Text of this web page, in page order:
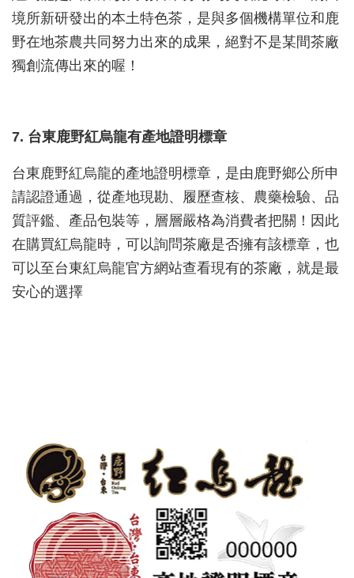
境所新研發出的本土特色茶，是與多個機構單位和鹿
野在地茶農共同努力出來的成果，絕對不是某間茶廠
獨創流傳出來的喔！
7. 台東鹿野紅烏龍有產地證明標章
台東鹿野紅烏龍的產地證明標章，是由鹿野鄉公所申
請認證通過，從產地現勘、履歷查核、農藥檢驗、品
質評鑑、產品包裝等，層層嚴格為消費者把關！因此
在購買紅烏龍時，可以詢問茶廠是否擁有該標章，也
可以至台東紅烏龍官方網站查看現有的茶廠，就是最
安心的選擇